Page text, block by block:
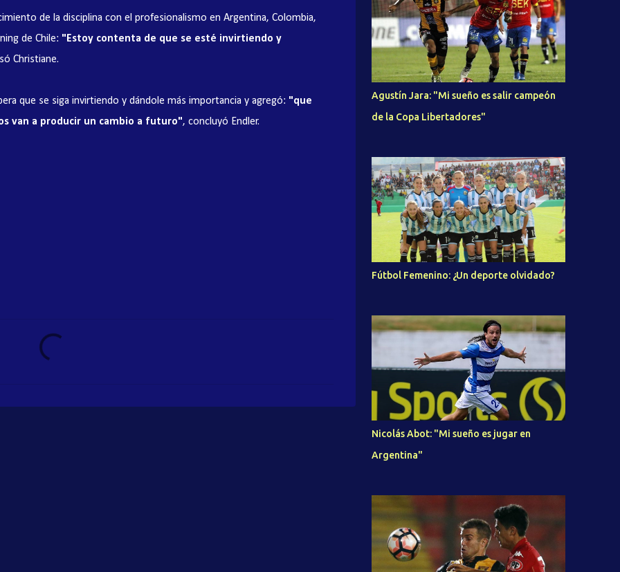
de la disciplina con el profesionalismo en Argentina, Colombia,
de Chile: "Estoy contenta de que se esté invirtiendo y
Christiane.
que se siga invirtiendo y dándole más importancia y agregó: "que
van a producir un cambio a futuro", concluyó Endler.
Agustín Jara: "Mi sueño es salir campeón
de la Copa Libertadores"
Fútbol Femenino: ¿Un deporte olvidado?
Nicolás Abot: "Mi sueño es jugar en
Argentina"